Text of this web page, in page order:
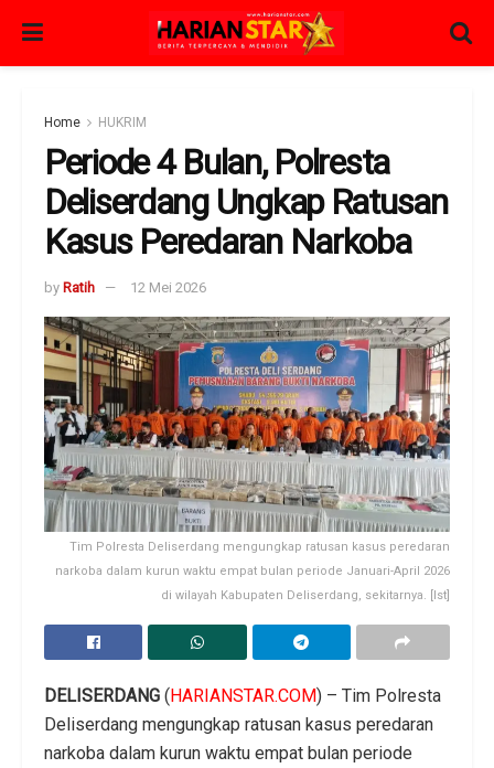
Home HUKRIM
Periode 4 Bulan, Polresta
Deliserdang Ungkap Ratusan
Kasus Peredaran Narkoba
by Ratih 12 Mei 2026
Tim Polresta Deliserdang mengungkap ratusan kasus peredaran
narkoba dalam kurun waktu empat bulan periode Januari-April 2026
di wilayah Kabupaten Deliserdang, sekitarnya. [Ist]
DELISERDANG (HARIANSTAR.COM) – Tim Polresta
Deliserdang mengungkap ratusan kasus peredaran
narkoba dalam kurun waktu empat bulan periode